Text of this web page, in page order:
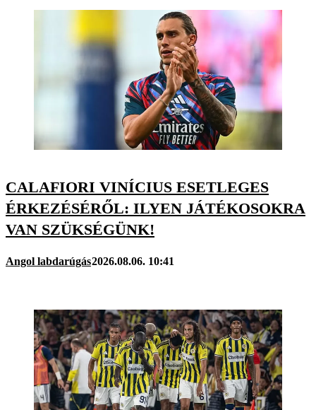
CALAFIORI VINÍCIUS ESETLEGES
ÉRKEZÉSÉRŐL: ILYEN JÁTÉKOSOKRA
VAN SZÜKSÉGÜNK!
Angol labdarúgás2026.08.06. 10:41